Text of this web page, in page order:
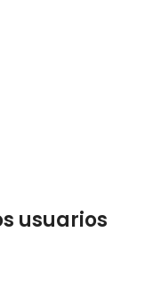
usuarios